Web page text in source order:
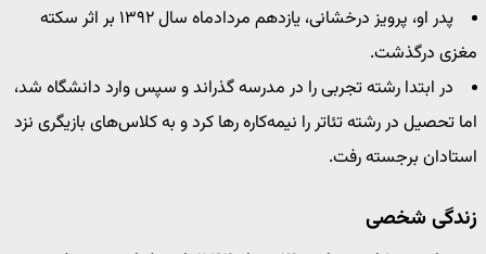
پدر او، پرویز درخشانی، یازدهم مردادماه سال ۱۳۹۲ بر اثر سکته
مغزی درگذشت.
در ابتدا رشته تجربی را در مدرسه گذراند و سپس وارد دانشگاه شد،
اما تحصیل در رشته تئاتر را نیمه‌کاره رها کرد و به کلاس‌های بازیگری نزد
استادان برجسته رفت.
زندگی شخصی